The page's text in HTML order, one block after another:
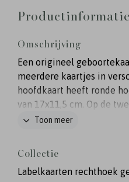
Productinformatie
Omschrijving
Een origineel
meerdere kaartjes in
hoofdkaart heeft ronde
van 17x11,5 cm. Op de
plaats voor een foto,
de kleuren van de kaart
Je maakt de kaartjes aan
Toon meer
Collectie
Labelkaarten rechthoek